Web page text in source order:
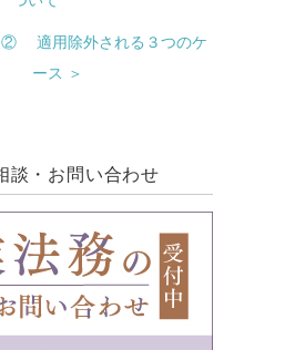
② 適用除外される３つのケ
ース ＞
談・お問い合わせ